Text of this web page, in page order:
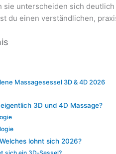
sie unterscheiden sich deutlich
du einen verständlichen,
Massagesessel 3D & 4D 2026
3D und 4D Massage?
lohnt sich 2026?